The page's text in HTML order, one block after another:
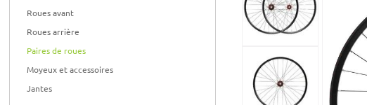
Roues avant
Roues arrière
Paires de roues
Moyeux et accessoires
Jantes